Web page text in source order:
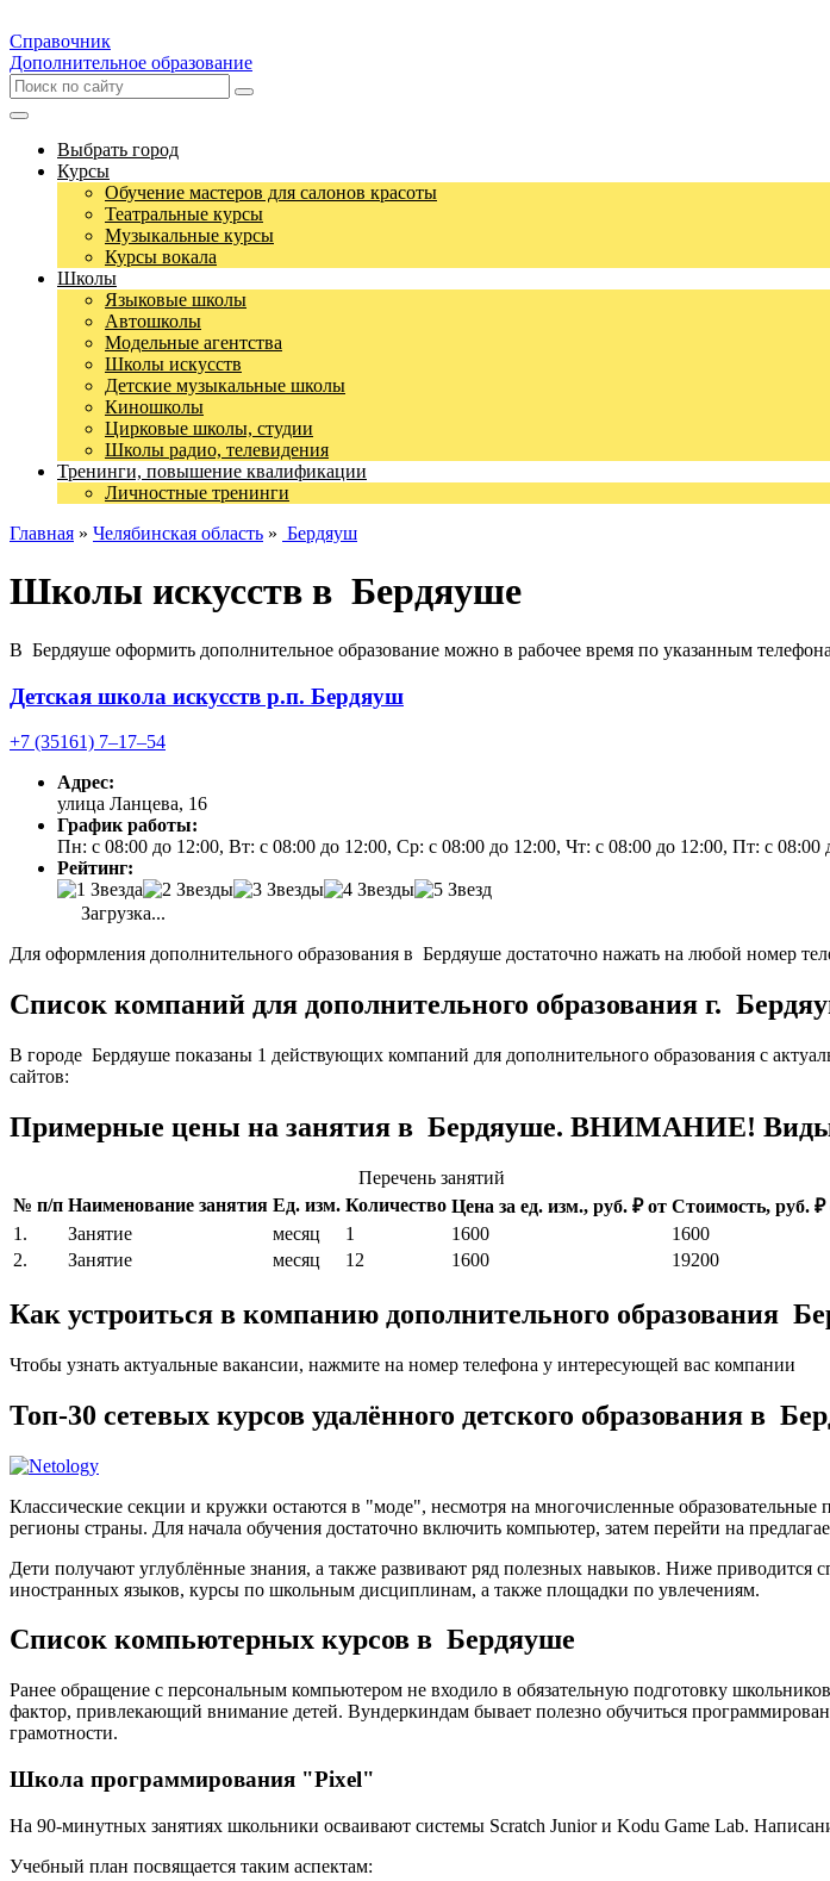
Справочник
Дополнительное образование
Выбрать город
Курсы
Обучение мастеров для салонов красоты
Театральные курсы
Музыкальные курсы
Курсы вокала
Школы
Языковые школы
Автошколы
Модельные агентства
Школы искусств
Детские музыкальные школы
Киношколы
Цирковые школы, студии
Школы радио, телевидения
Тренинги, повышение квалификации
Личностные тренинги
Главная » Челябинская область » Бердяуш
Школы искусств в Бердяуше
В Бердяуше оформить дополнительное образование можно в рабочее время по указанным
Детская школа искусств р.п. Бердяуш
+7 (35161) 7‒17‒54
Адрес:
улица Ланцева, 16
График работы:
Пн: с 08:00 до 12:00, Вт: с 08:00 до 12:00, Ср: с 08:00 до 12:00, Чт: с 08:00 до 12:00, Пт: с
Рейтинг:
Загрузка...
Для оформления дополнительного образования в Бердяуше достаточно нажать на любой номер
Список компаний для дополнительного образования г.
В городе Бердяуше показаны 1 действующих компаний для дополнительного образования с
сайтов:
Примерные цены на занятия в Бердяуше. ВНИМАНИЕ! Виды
Перечень занятий
№ п/п Наименование занятия Ед. изм. Количество Цена за ед. изм., руб. ₽ от Стоимость, руб. ₽
1.
Занятие месяц 1 1600
1600
2.
Занятие месяц 12 1600 19200
Как устроиться в компанию дополнительного образования
Чтобы узнать актуальные вакансии, нажмите на номер телефона у интересующей вас компании
Топ-30 сетевых курсов удалённого детского образования в
Классические секции и кружки остаются в "моде", несмотря на многочисленные
регионы страны. Для начала обучения достаточно включить компьютер, затем перейти на
Дети получают углублённые знания, а также развивают ряд полезных навыков. Ниже приводится
иностранных языков, курсы по школьным дисциплинам, а также площадки по увлечениям.
Список компьютерных курсов в Бердяуше
Ранее обращение с персональным компьютером не входило в обязательную подготовку
фактор, привлекающий внимание детей. Вундеркиндам бывает полезно обучиться
грамотности.
Школа программирования "Pixel"
На 90-минутных занятиях школьники осваивают системы Scratch Junior и Kodu Game Lab.
Учебный план посвящается таким аспектам: